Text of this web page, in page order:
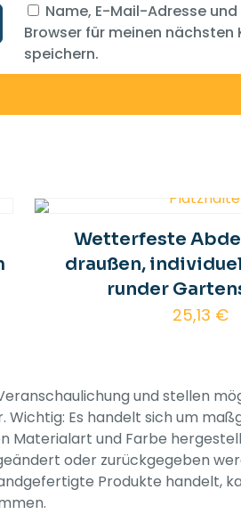
Name, E-Mail-Adresse
Browser für meinen nächsten
speichern.
Wetterfeste
draußen,
runder
25,13 €
und stellen
Wichtig: Es handelt sich um
Materialart und Farbe
oder zurückgegeben
Produkte handelt,